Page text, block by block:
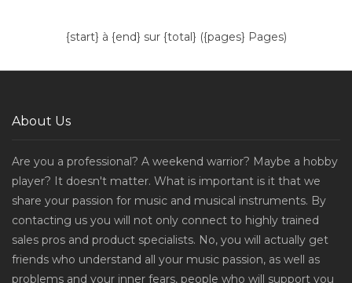
{start} à {end} sur {total} ({pages} Pages)
About Us
Are you a professional? A weekend warrior? Maybe a hobby
player? It doesn't matter. What is important is it that we
share your passion for music and musical instruments. By
contacting us you will not only connect to highly trained
sales pros and product specialists. No, you will actually get
friends who understand all your music passion, as well as
problems and your inner fears, people who will support you